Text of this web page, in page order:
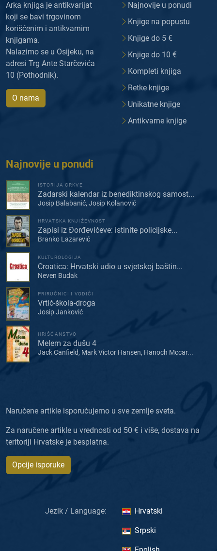
Arka knjiga je antikvarijat
koji se bavi trgovinom
korišćenim i antikvarnim
knjigama.
Nalazimo se u Osijeku, na
adresi Trg Ante Starčevića
10 (Pothodnik).
O nama
Najnovije u ponudi
Knjige na popustu
Knjige do 5 €
Knjige do 10 €
Kompleti knjiga
Retke knjige
Unikatne knjige
Antikvarne knjige
Najnovije u ponudi
ISTORIJA CRKVE
Zadarski kalendar iz benediktinskog samost...
Josip Balabanić, Josip Kolanović
HRVATSKA KNJIŽEVNOST
Zapisi iz Đorđevićeve: istinite policijske...
Branko Lazarević
KULTUROLOGIJA
Croatica: Hrvatski udio u svjetskoj baštin...
Neven Budak
PRIRUČNICI I VODIČI
Vrtić-škola-droga
Josip Janković
HRIŠĆANSTVO
Melem za dušu 4
Jack Canfield, Mark Victor Hansen, Hanoch Mccar...
Naručene artikle isporučujemo u sve zemlje sveta.
Za naručene artikle u vrednosti od 50 € i više, dostava na
teritoriji Hrvatske je besplatna.
Opcije isporuke
Jezik / Language: Hrvatski
Srpski